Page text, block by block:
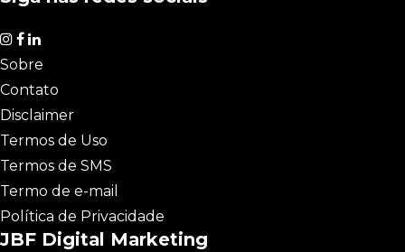
Sobre
Contato
Disclaimer
Termos de Uso
Termos de SMS
Termo de e-mail
Política de Privacidade
JBF Digital Marketing